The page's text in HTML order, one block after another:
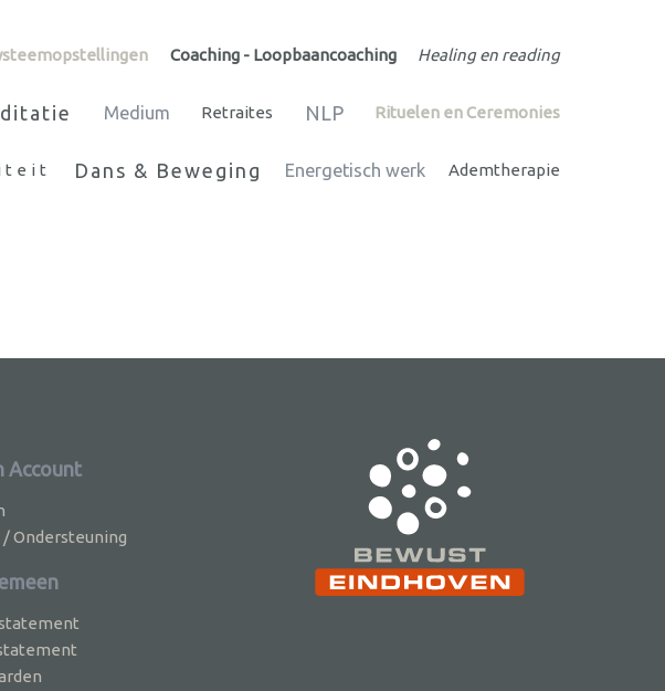
Coaching - Loopbaancoaching Healing en reading
Medium Retraites NLP Rituelen en Ceremonies
Dans & Beweging Energetisch werk Ademtherapie
Account
Ondersteuning